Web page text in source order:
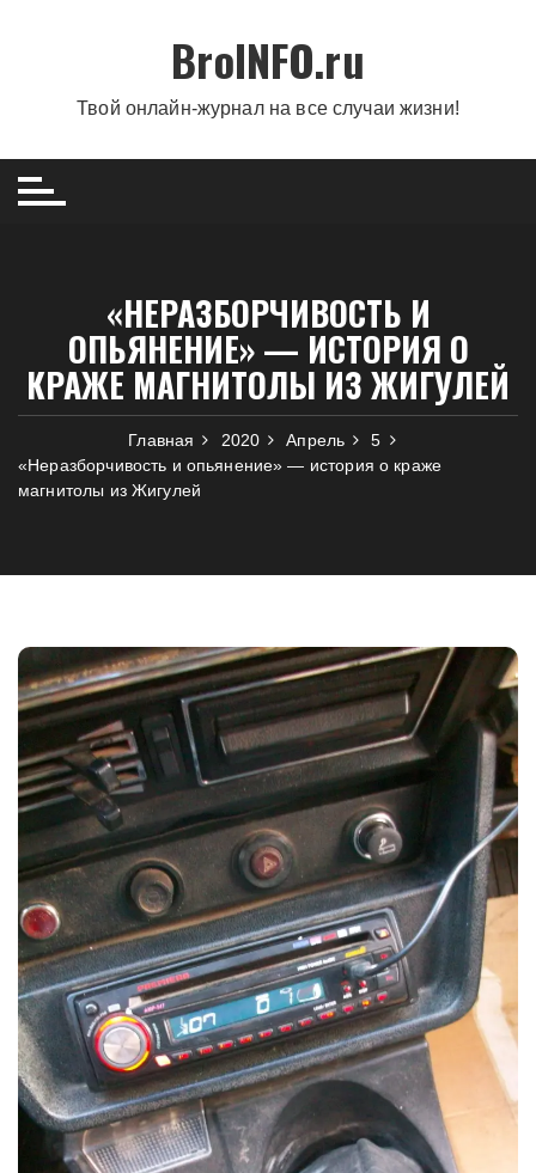
BroINFO.ru
Твой онлайн-журнал на все случаи жизни!
«НЕРАЗБОРЧИВОСТЬ И
ОПЬЯНЕНИЕ» — ИСТОРИЯ О
КРАЖЕ МАГНИТОЛЫ ИЗ ЖИГУЛЕЙ
Главная 2020 Апрель
5
«Неразборчивость и опьянение» — история о краже
магнитолы из Жигулей